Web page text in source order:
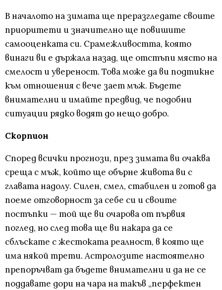
В началото на зимата ще преразгледате своите
приоритети и значително ще повишите
самооценката си. Срамежливостта, която
винаги ви е държала назад, ще отстъпи място на
смелост и увереност. Това може да ви подтикне
към отношения с вече зает мъж. Бъдете
внимателни и имайте предвид, че подобни
ситуации рядко водят до нещо добро.
Скорпион
Според всички прогнози, през зимата ви очаква
среща с мъж, който ще обърне живота ви с
главата надолу. Силен, смел, стабилен и готов да
поеме отговорност за себе си и своите
постъпки — той ще ви очарова от първия
поглед, но след това ще ви накара да се
сблъскате с жестоката реалност, в която ще
има някой трети. Астролозите настоятелно
препоръчват да бъдете внимателни и да не се
поддавате дори на чара на такъв „перфектен